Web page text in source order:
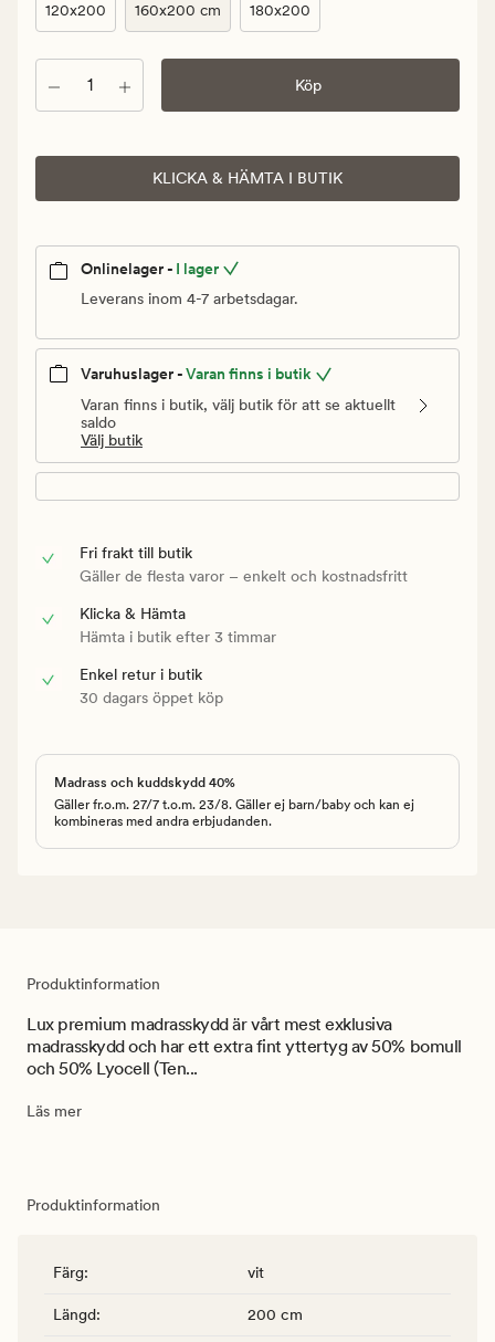
120x200 160x200 cm 180x200
Antal Köp
KLICKA & HÄMTA I BUTIK
Onlinelager - I lager
Leverans inom 4-7 arbetsdagar.
Varuhuslager -Varan finns i butik
Varan finns i butik, välj butik för att se aktuellt
saldo
Välj butik
Fri frakt till butik
Gäller de flesta varor – enkelt och kostnadsfritt
Klicka & Hämta
Hämta i butik efter 3 timmar
Enkel retur i butik
30 dagars öppet köp
Madrass och kuddskydd 40%
Gäller fr.o.m. 27/7 t.o.m. 23/8. Gäller ej barn/baby och kan ej
kombineras med andra erbjudanden.
Produktinformation
Lux premium madrasskydd är vårt mest exklusiva
madrasskydd och har ett extra fint yttertyg av 50% bomull
och 50% Lyocell (Ten...
Läs mer
Produktinformation
Färg: vit
Längd: 200 cm